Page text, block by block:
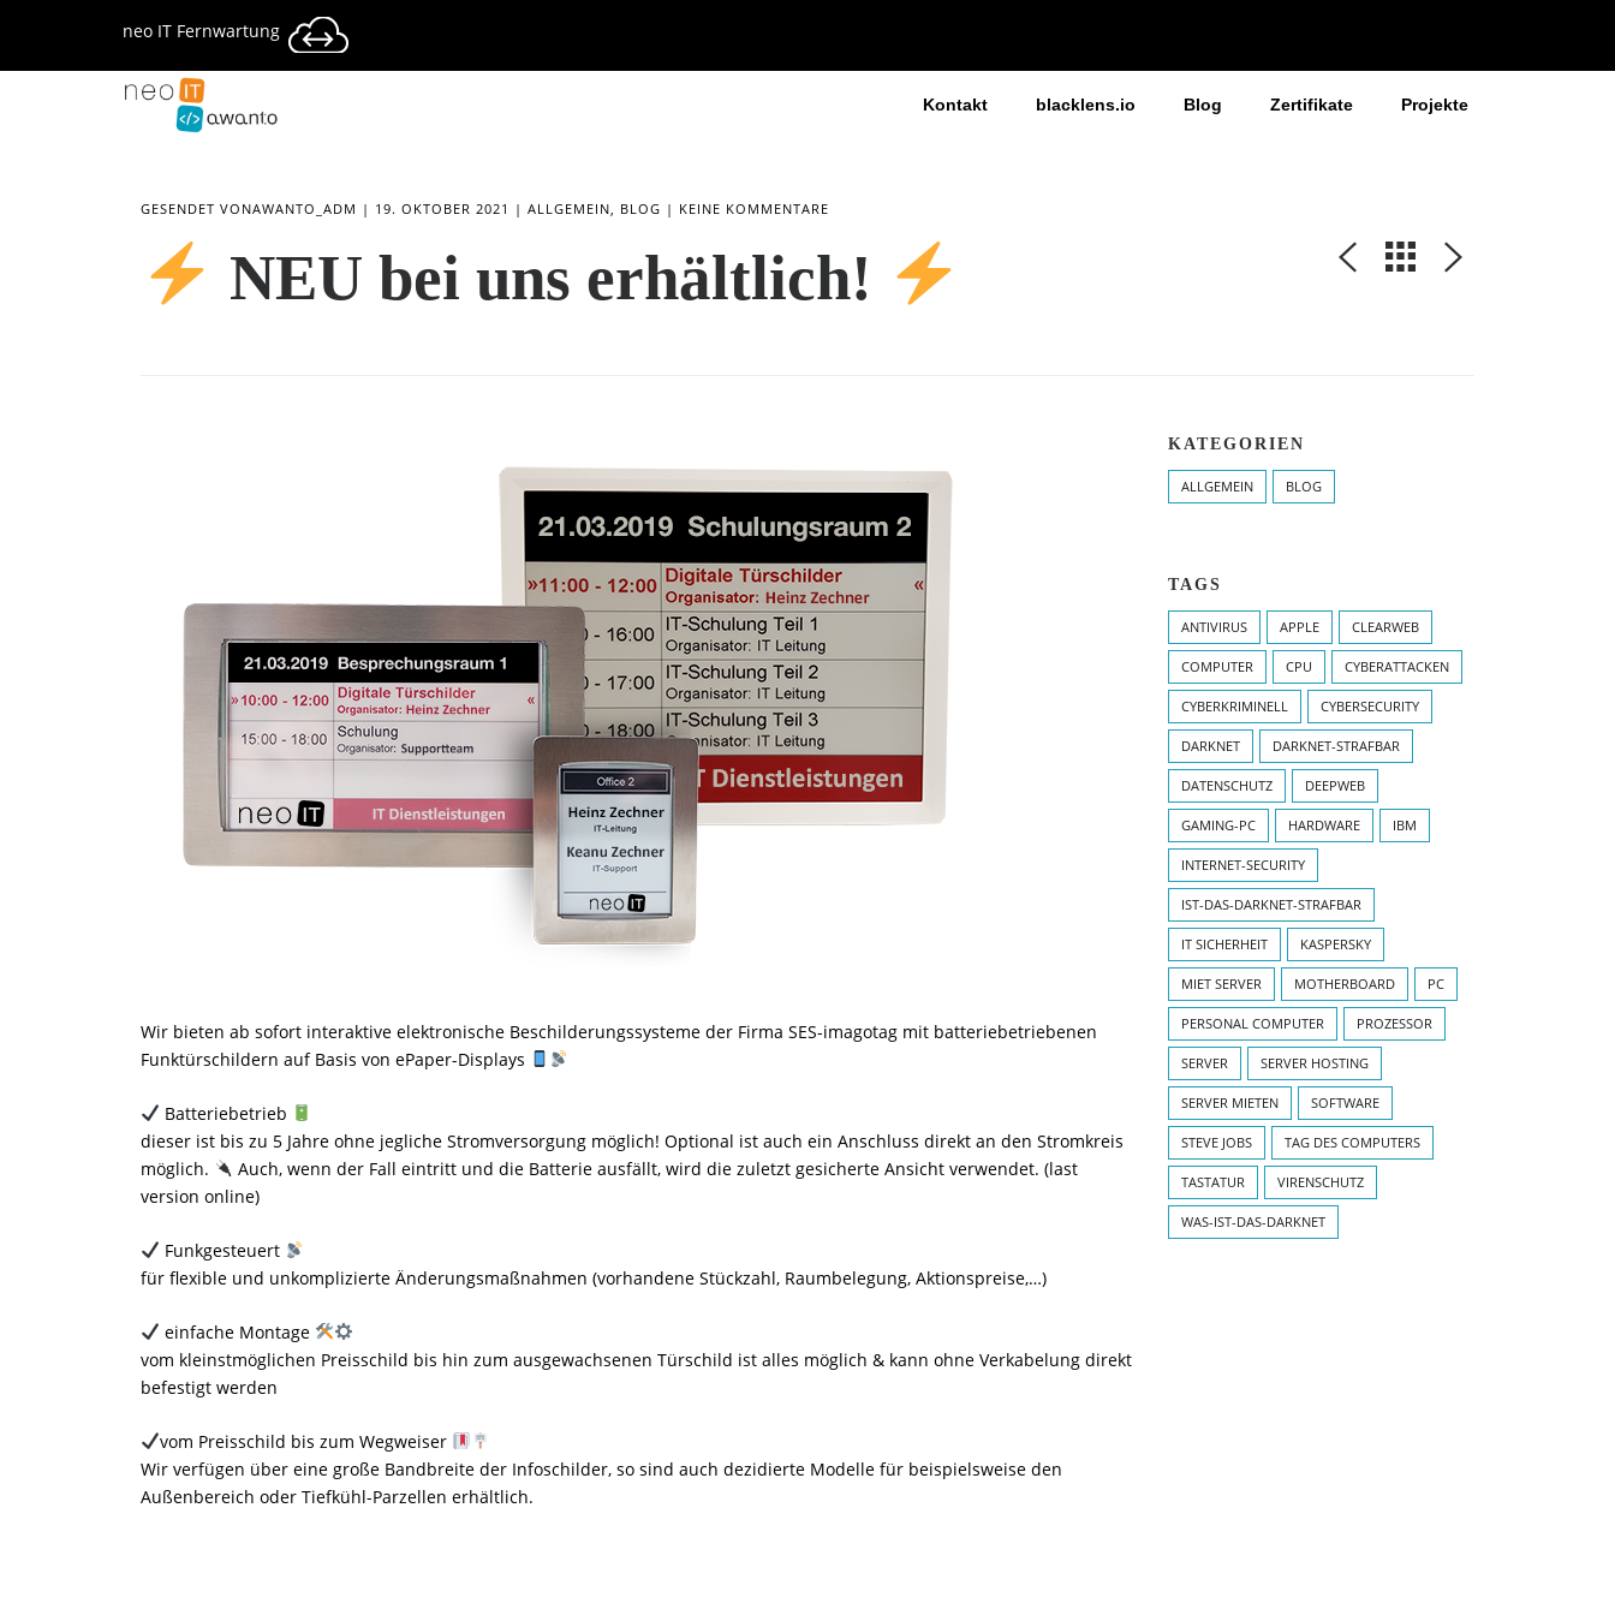
neo IT Fernwartung
Kontakt blacklens.io Blog Zertifikate Projekte
GESENDET VONAWANTO_ADM 19. OKTOBER 2021 ALLGEMEIN BLOG KEINE KOMMENTARE
NEU bei uns erhältlich!
Wir bieten ab sofort interaktive elektronische Beschilderungssysteme der Firma SES-imagotag mit batteriebetriebenen
Funktürschildern auf Basis von ePaper-Displays
Batteriebetrieb
dieser ist bis zu 5 Jahre ohne jegliche Stromversorgung möglich! Optional ist auch ein Anschluss direkt an den Stromkreis
möglich.
Auch, wenn der Fall eintritt und die Batterie ausfällt, wird die zuletzt gesicherte Ansicht verwendet. (last
version online)
Funkgesteuert
für flexible und unkomplizierte Änderungsmaßnahmen (vorhandene Stückzahl, Raumbelegung, Aktionspreise,…)
einfache Montage
vom kleinstmöglichen Preisschild bis hin zum ausgewachsenen Türschild ist alles möglich & kann ohne Verkabelung direkt
befestigt werden
vom Preisschild bis zum Wegweiser
Wir verfügen über eine große Bandbreite der Infoschilder, so sind auch dezidierte Modelle für beispielsweise den
Außenbereich oder Tiefkühl-Parzellen erhältlich.
KATEGORIEN
ALLGEMEIN BLOG
TAGS
ANTIVIRUS APPLE CLEARWEB
COMPUTER CPU CYBERATTACKEN
CYBERKRIMINELL CYBERSECURITY
DARKNET DARKNET-STRAFBAR
DATENSCHUTZ DEEPWEB
GAMING-PC HARDWARE IBM
INTERNET-SECURITY
IST-DAS-DARKNET-STRAFBAR
IT SICHERHEIT KASPERSKY
MIET SERVER MOTHERBOARD PC
PERSONAL COMPUTER PROZESSOR
SERVER SERVER HOSTING
SERVER MIETEN SOFTWARE
STEVE JOBS TAG DES COMPUTERS
TASTATUR VIRENSCHUTZ
WAS-IST-DAS-DARKNET